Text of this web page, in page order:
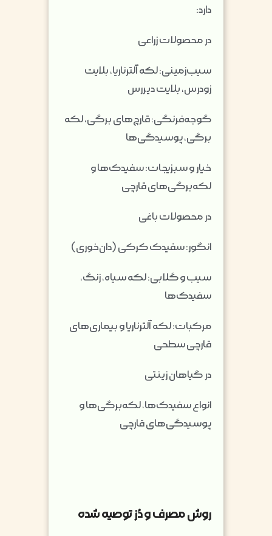
دارد:
در محصولات زراعی
سیب‌زمینی: لکه آلترناریا، بلایت
زودرس، بلایت دیررس
گوجه‌فرنگی: قارچ‌های برگی، لکه
برگی، پوسیدگی‌ها
خیار و سبزیجات: سفیدک‌ها و
لکه‌برگی‌های قارچی
در محصولات باغی
انگور: سفیدک کرکی (دان‌خوری)
سیب و گلابی: لکه سیاه، زنگ،
سفیدک‌ها
مرکبات: لکه آلترناریا و بیماری‌های
قارچی سطحی
در گیاهان زینتی
انواع سفیدک‌ها، لکه‌برگی‌ها و
پوسیدگی‌های قارچی
روش مصرف و دُز توصیه شده